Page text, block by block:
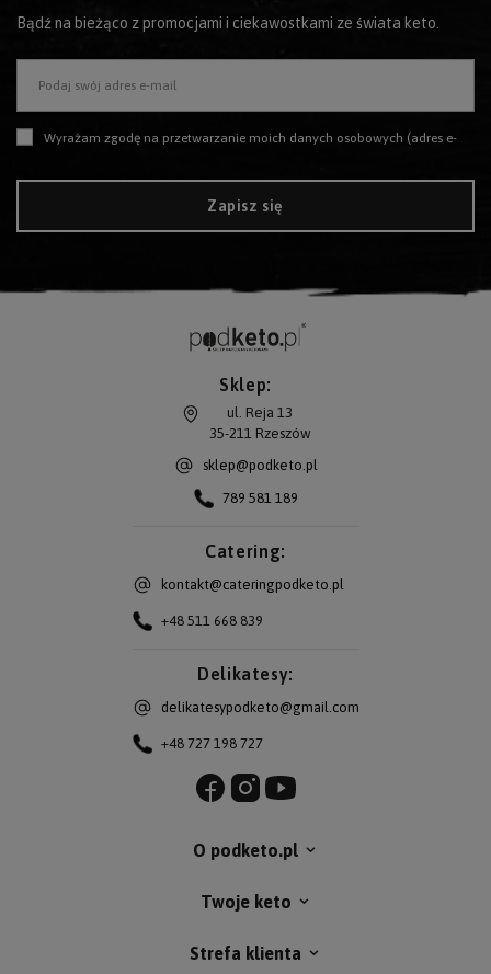
Bądź na bieżąco z promocjami i ciekawostkami ze świata keto.
Podaj swój adres e-mail
Wyrażam zgodę na przetwarzanie moich danych osobowych (adres e-mail) na potrzeby wysyłki newslettera z informacją handlową (marketing). Więcej w
Zapisz się
Sklep:
ul. Reja 13
35-211 Rzeszów
sklep@podketo.pl
789 581 189
Catering:
kontakt@cateringpodketo.pl
+48 511 668 839
Delikatesy:
delikatesypodketo@gmail.com
+48 727 198 727
O podketo.pl
Twoje keto
Strefa klienta